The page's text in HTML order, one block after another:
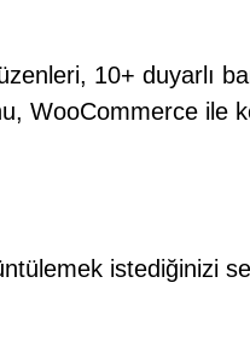
10+ duyarlı
WooCommerce ile
istediğinizi